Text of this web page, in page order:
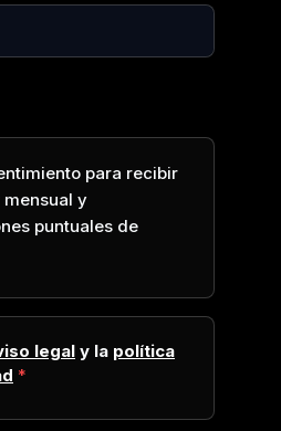
para recibir
y
puntuales de
legal y la política